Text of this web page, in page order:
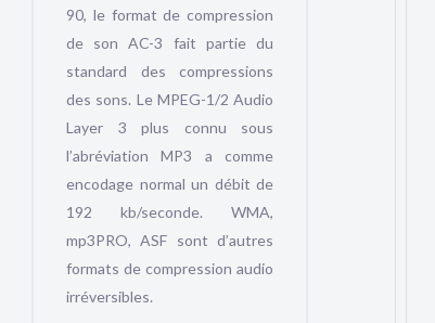
90, le format de compression
de son AC-3 fait partie du
standard des compressions
des sons. Le MPEG-1/2 Audio
Layer 3 plus connu sous
l’abréviation MP3 a comme
encodage normal un débit de
192 kb/seconde. WMA,
mp3PRO, ASF sont d’autres
formats de compression audio
irréversibles.